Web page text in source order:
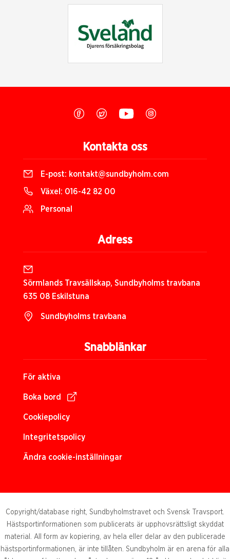
Snabblänkar
För aktiva
Boka bord
Cookiepolicy
Integritetspolicy
Ändra cookie-inställningar
Kontakta oss
E-post: kontakt@sundbyholm.com
Växel: 016-42 82 00
Personal
Adress
Sörmlands Travsällskap, Sundbyholms travbana
635 08 Eskilstuna
Sundbyholms travbana
Copyright/database right, Sundbyholmstravet och Svensk Travsport.
Hästsportinformationen som publicerats är upphovsrättsligt skyddat
material. All form av kopiering, av hela eller delar av den publicerade
hästsportinformationen, är inte tillåten. Sundbyholm är en arena för alla